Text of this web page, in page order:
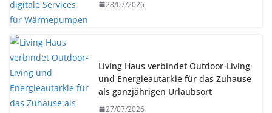
28/07/2026
Living Haus verbindet Outdoor-Living
und Energieautarkie für das Zuhause
als ganzjährigen Urlaubsort
27/07/2026